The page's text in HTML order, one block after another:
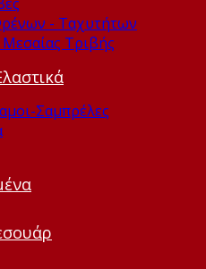
- Ταχυτήτων
Τριβής
Σαμπρέλες